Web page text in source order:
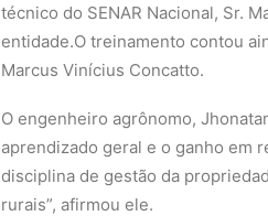
técnico do SENAR Nacional, Sr.
entidade.O treinamento contou
Marcus Vinícius Concatto.
O engenheiro agrônomo,
aprendizado geral e o ganho em
disciplina de gestão da
rurais”, afirmou ele.